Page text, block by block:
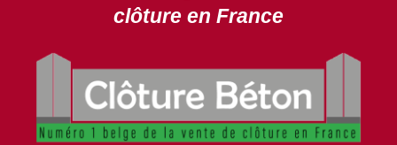
clôture en France